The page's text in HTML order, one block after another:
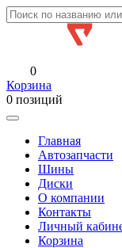
0
Корзина
0 позиций
Главная
Автозапчасти
Шины
Диски
О компании
Контакты
Личный
Корзина